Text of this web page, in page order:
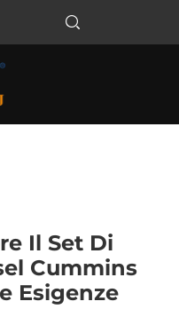
Il Set Di
Cummins
Esigenze